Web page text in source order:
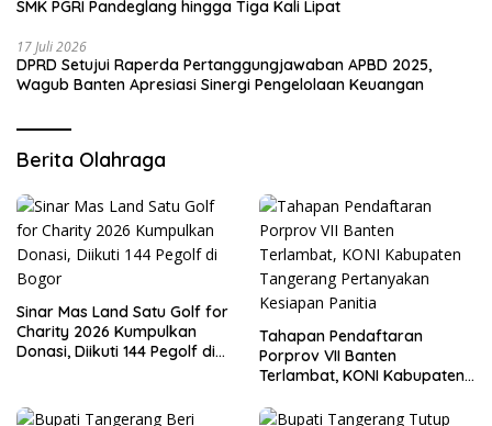
SMK PGRI Pandeglang hingga Tiga Kali Lipat
17 Juli 2026
DPRD Setujui Raperda Pertanggungjawaban APBD 2025,
Wagub Banten Apresiasi Sinergi Pengelolaan Keuangan
Berita Olahraga
Sinar Mas Land Satu Golf for
Charity 2026 Kumpulkan
Donasi, Diikuti 144 Pegolf di
Tahapan Pendaftaran
Porprov VII Banten
Terlambat, KONI Kabupaten
Kesiapan Panitia